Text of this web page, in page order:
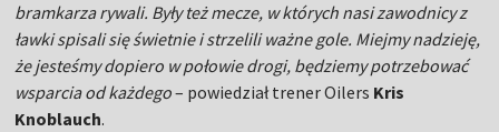
bramkarza rywali. Były też mecze, w których nasi zawodnicy z
ławki spisali się świetnie i strzelili ważne gole. Miejmy nadzieję,
że jesteśmy dopiero w połowie drogi, będziemy potrzebować
wsparcia od każdego– powiedział trener Oilers Kris
Knoblauch.